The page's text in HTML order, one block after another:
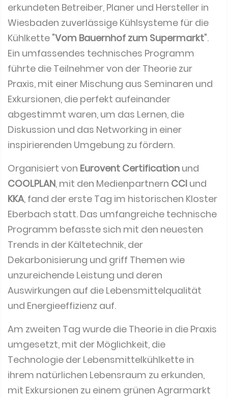
erkundeten Betreiber, Planer und Hersteller in
Wiesbaden zuverlässige Kühlsysteme für die
Kühlkette "Vom Bauernhof zum Supermarkt".
Ein umfassendes technisches Programm
führte die Teilnehmer von der Theorie zur
Praxis, mit einer Mischung aus Seminaren und
Exkursionen, die perfekt aufeinander
abgestimmt waren, um das Lernen, die
Diskussion und das Networking in einer
inspirierenden Umgebung zu fördern.
Organisiert von Eurovent Certification und
COOLPLAN, mit den Medienpartnern CCI und
KKA, fand der erste Tag im historischen Kloster
Eberbach statt. Das umfangreiche technische
Programm befasste sich mit den neuesten
Trends in der Kältetechnik, der
Dekarbonisierung und griff Themen wie
unzureichende Leistung und deren
Auswirkungen auf die Lebensmittelqualität
und Energieeffizienz auf.
Am zweiten Tag wurde die Theorie in die Praxis
umgesetzt, mit der Möglichkeit, die
Technologie der Lebensmittelkühlkette in
ihrem natürlichen Lebensraum zu erkunden,
mit Exkursionen zu einem grünen Agrarmarkt